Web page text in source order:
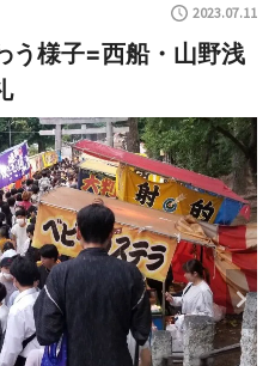
2023.07.11
う様子=西船・山野浅